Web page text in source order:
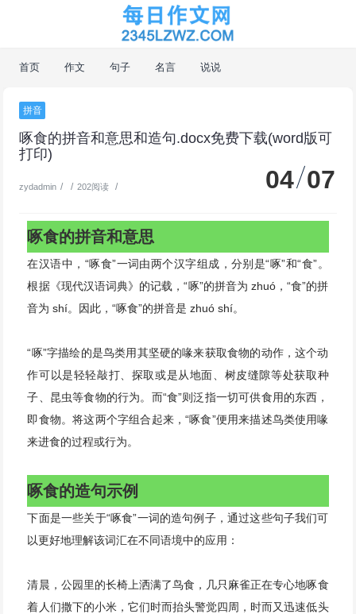
首页 作文 句子 名言 说说
拼音
啄食的拼音和意思和造句.docx免费下载(word版可
打印)
zydadmin / / 202阅读 / 04 07
啄食的拼音和意思
在汉语中，“啄食”一词由两个汉字组成，分别是“啄”和“食”。
根据《现代汉语词典》的记载，“啄”的拼音为 zhuó，“食”的拼
音为 shí。因此，“啄食”的拼音是 zhuó shí。
“啄”字描绘的是鸟类用其坚硬的喙来获取食物的动作，这个动
作可以是轻轻敲打、探取或是从地面、树皮缝隙等处获取种
子、昆虫等食物的行为。而“食”则泛指一切可供食用的东西，
即食物。将这两个字组合起来，“啄食”便用来描述鸟类使用喙
来进食的过程或行为。
啄食的造句示例
下面是一些关于“啄食”一词的造句例子，通过这些句子我们可
以更好地理解该词汇在不同语境中的应用：
清晨，公园里的长椅上洒满了鸟食，几只麻雀正在专心地啄食
着人们撒下的小米，它们时而抬头警觉四周，时而又迅速低头